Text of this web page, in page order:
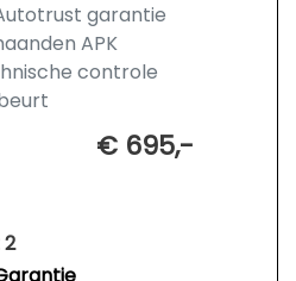
garantie
APK
controle
€ 695,-